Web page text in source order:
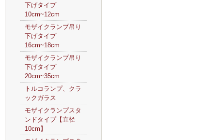
下げタイプ
10cm~12cm
モザイクランプ吊り
下げタイプ
16cm~18cm
モザイクランプ吊り
下げタイプ
20cm~35cm
トルコランプ、クラ
ックガラス
モザイクランプスタ
ンドタイプ【直径
10cm】